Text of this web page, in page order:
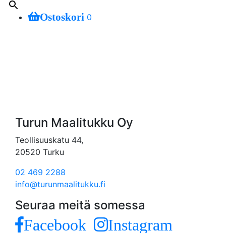
Ostoskori 0
Turun Maalitukku Oy
Teollisuuskatu 44,
20520 Turku
02 469 2288
info@turunmaalitukku.fi
Seuraa meitä somessa
Facebook Instagram